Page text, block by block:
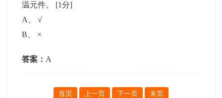
温元件。 [1分]
A
、√
B
×
答案： A
首页 上一页 下一页 末页